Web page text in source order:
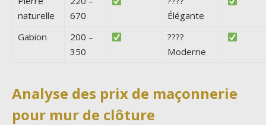
naturelle
670
Élégante
Gabion
200 –
350
????
Moderne
Analyse des prix de maçonnerie
pour mur de clôture